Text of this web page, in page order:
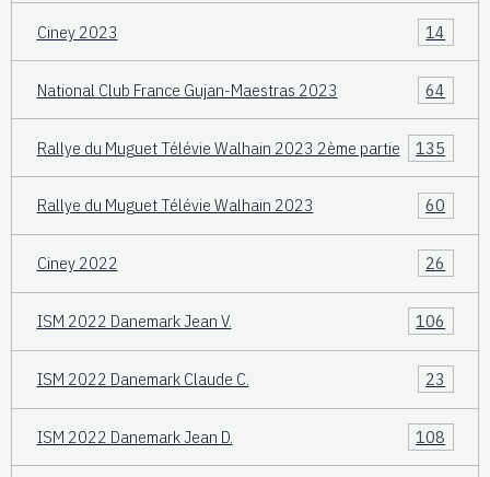
Ciney 2023 14
National Club France Gujan-Maestras 2023 64
Rallye du Muguet Télévie Walhain 2023 2ème partie 135
Rallye du Muguet Télévie Walhain 2023 60
Ciney 2022 26
ISM 2022 Danemark Jean V. 106
ISM 2022 Danemark Claude C. 23
ISM 2022 Danemark Jean D. 108